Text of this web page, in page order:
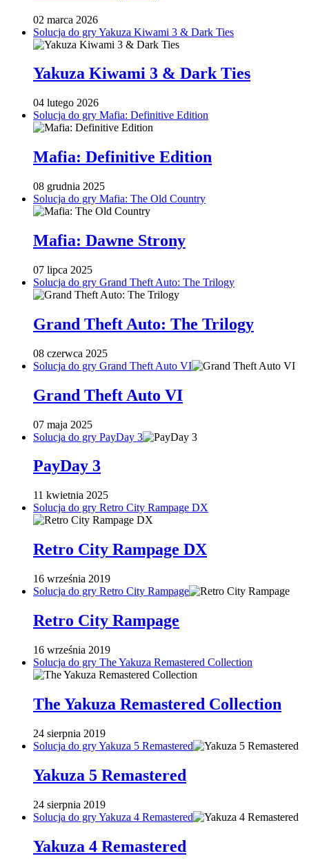
02 marca 2026
Solucja do gry Yakuza Kiwami 3 & Dark Ties
Yakuza Kiwami 3 & Dark Ties
04 lutego 2026
Solucja do gry Mafia: Definitive Edition
Mafia: Definitive Edition
08 grudnia 2025
Solucja do gry Mafia: The Old Country
Mafia: Dawne Strony
07 lipca 2025
Solucja do gry Grand Theft Auto: The Trilogy
Grand Theft Auto: The Trilogy
08 czerwca 2025
Solucja do gry Grand Theft Auto VI
Grand Theft Auto VI
07 maja 2025
Solucja do gry PayDay 3
PayDay 3
11 kwietnia 2025
Solucja do gry Retro City Rampage DX
Retro City Rampage DX
16 września 2019
Solucja do gry Retro City Rampage
Retro City Rampage
16 września 2019
Solucja do gry The Yakuza Remastered Collection
The Yakuza Remastered Collection
24 sierpnia 2019
Solucja do gry Yakuza 5 Remastered
Yakuza 5 Remastered
24 sierpnia 2019
Solucja do gry Yakuza 4 Remastered
Yakuza 4 Remastered